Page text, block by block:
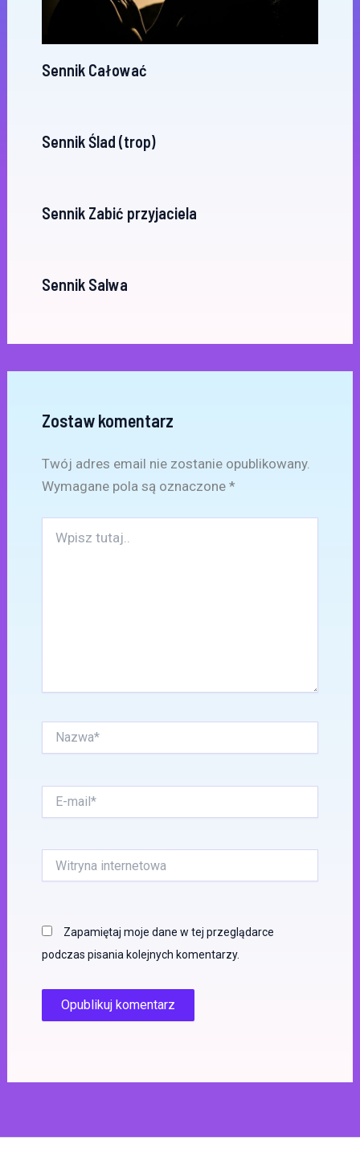
Sennik Całować
Sennik Ślad (trop)
Sennik Zabić przyjaciela
Sennik Salwa
Zostaw komentarz
Twój adres email nie zostanie opublikowany.
Wymagane pola są oznaczone *
tutaj..
mail*
internetowa
Zapamiętaj moje dane w tej przeglądarce
podczas pisania kolejnych komentarzy.